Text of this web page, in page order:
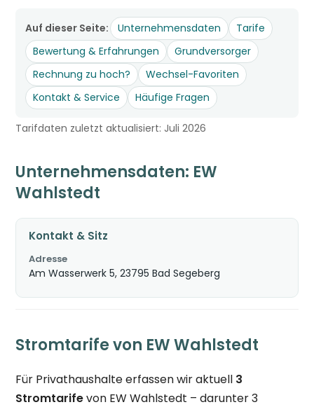
Auf dieser Seite: Unternehmensdaten
Tarife
Bewertung & Erfahrungen
Grundversorger
Rechnung zu hoch?
Wechsel-Favoriten
Kontakt & Service
Häufige Fragen
Tarifdaten zuletzt aktualisiert: Juli 2026
Unternehmensdaten: EW
Wahlstedt
Kontakt & Sitz
Adresse
Am Wasserwerk 5, 23795 Bad Segeberg
Stromtarife von EW Wahlstedt
Für Privathaushalte erfassen wir aktuell 3
Stromtarifevon EW Wahlstedt – darunter 3